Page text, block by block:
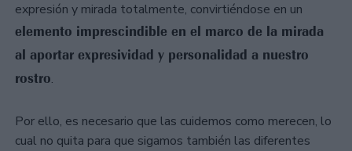
expresión y mirada totalmente, convirtiéndose en un
elemento imprescindible en el marco de la mirada
al aportar expresividad y personalidad a nuestro
rostro.
Por ello, es necesario que las cuidemos como merecen, lo
cual no quita para que sigamos también las diferentes